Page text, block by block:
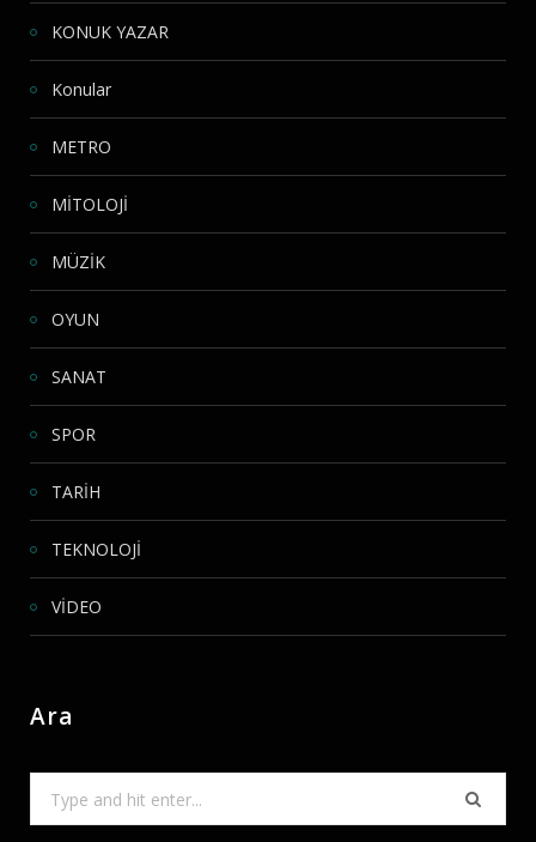
KONUK YAZAR
Konular
METRO
MİTOLOJİ
MÜZİK
OYUN
SANAT
SPOR
TARİH
TEKNOLOJİ
VİDEO
Ara